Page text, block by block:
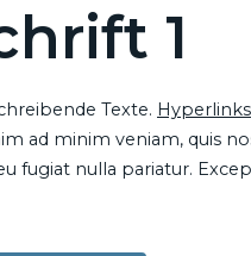
1
Texte. Hyperlinks
ad minim veniam, quis
fugiat nulla pariatur.